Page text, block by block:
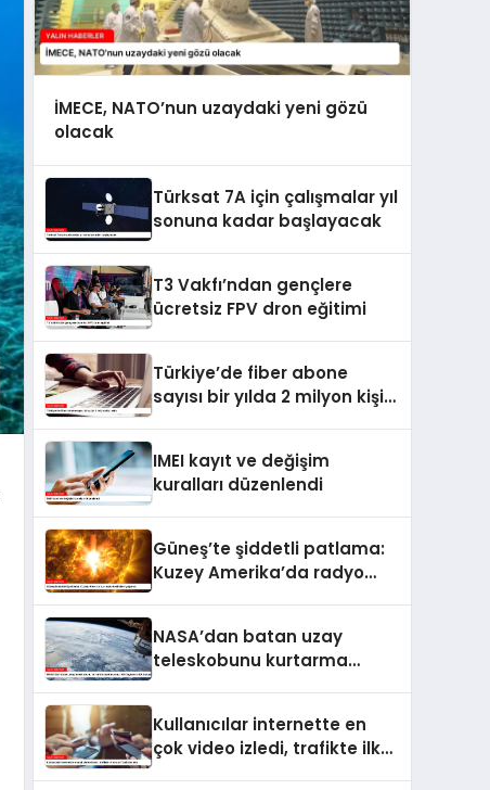
İMECE, NATO’nun uzaydaki yeni gözü
olacak
Türksat 7A için çalışmalar yıl
sonuna kadar başlayacak
T3 Vakfı’ndan gençlere
ücretsiz FPV dron eğitimi
Türkiye’de fiber abone
sayısı bir yılda 2 milyon kişi
IMEI kayıt ve değişim
kuralları düzenlendi
Güneş’te şiddetli patlama:
Kuzey Amerika’da radyo
NASA’dan batan uzay
teleskobunu kurtarma
Kullanıcılar internette en
çok video izledi, trafikte ilk